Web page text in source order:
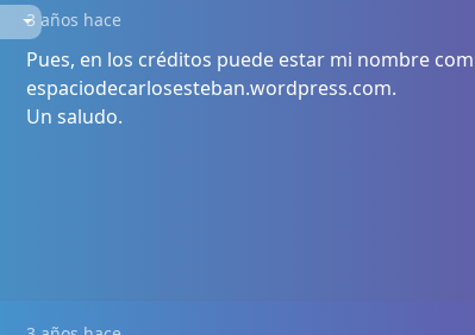
3 años hace
Pues, en los créditos puede estar mi nombre
espaciodecarlosesteban.wordpress.com.
Un saludo.